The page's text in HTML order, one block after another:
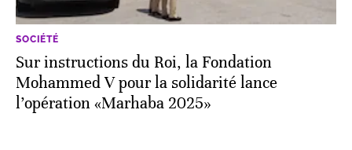
SOCIÉTÉ
Sur instructions du Roi, la Fondation
Mohammed V pour la solidarité lance
l’opération «Marhaba 2025»